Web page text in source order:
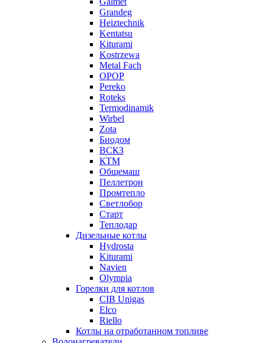
Grandeg
Heiztechnik
Kentatsu
Kiturami
Kostrzewa
Metal Fach
OPOP
Pereko
Roteks
Termodinamik
Wirbel
Zota
Биодом
ВСКЗ
КТМ
Общемаш
Пеллетрон
Промтепло
Светлобор
Старт
Теплодар
Дизельные котлы
Hydrosta
Kiturami
Navien
Olympia
Горелки для котлов
CIB Unigas
Elco
Riello
Котлы на отработанном топливе